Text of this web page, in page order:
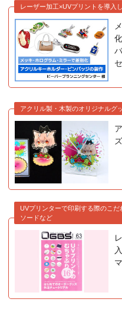
レーザー加工×UVプリントを導入
アクリル製・木製のオリジナルグ
UVプリンターで印刷する際のこ
ソードなど